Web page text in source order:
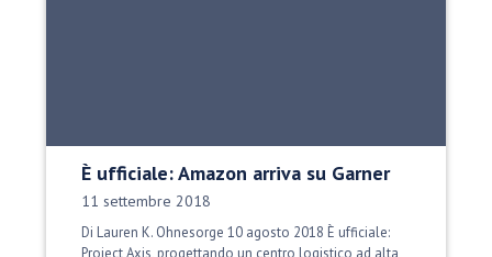
È ufficiale: Amazon arriva su Garner
Data di pubblicazione:
11 settembre 2018
Di Lauren K. Ohnesorge 10 agosto 2018 È ufficiale:
Project Axis, progettando un centro logistico ad alta